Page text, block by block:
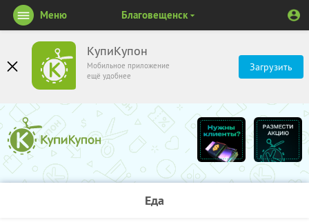
КупиКупон
Мобильное приложение
ещё удобнее
Загрузить
Меню Благовещенск
Еда